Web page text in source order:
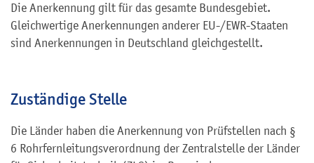
Die Anerkennung gilt für das gesamte Bundesgebiet.
Gleichwertige Anerkennungen anderer EU-/EWR-Staaten
sind Anerkennungen in Deutschland gleichgestellt.
Zuständige Stelle
Die Länder haben die Anerkennung von Prüfstellen nach §
6 Rohrfernleitungsverordnung der Zentralstelle der Länder